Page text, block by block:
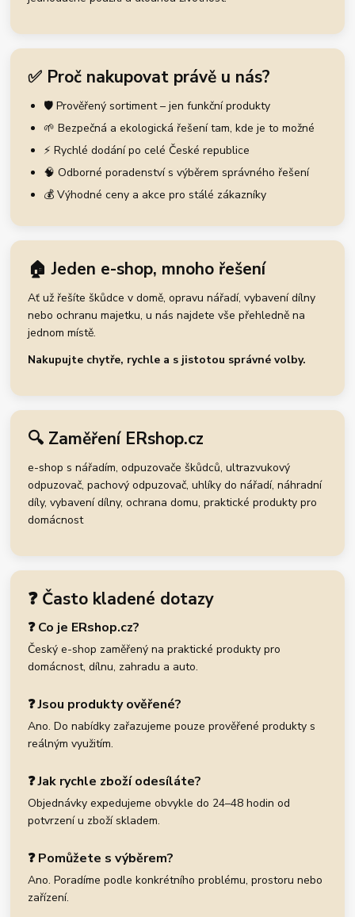
✅ Proč nakupovat právě u nás?
🛡️ Prověřený sortiment – jen funkční produkty
🌱 Bezpečná a ekologická řešení tam, kde je to možné
⚡ Rychlé dodání po celé České republice
🧠 Odborné poradenství s výběrem správného řešení
💰 Výhodné ceny a akce pro stálé zákazníky
🏠 Jeden e-shop, mnoho řešení
Ať už řešíte škůdce v domě, opravu nářadí, vybavení dílny
nebo ochranu majetku, u nás najdete vše přehledně na
jednom místě.
Nakupujte chytře, rychle a s jistotou správné volby.
🔍 Zaměření ERshop.cz
e-shop s nářadím, odpuzovače škůdců, ultrazvukový
odpuzovač, pachový odpuzovač, uhlíky do nářadí, náhradní
díly, vybavení dílny, ochrana domu, praktické produkty pro
domácnost
❓ Často kladené dotazy
❓ Co je ERshop.cz?
Český e-shop zaměřený na praktické produkty pro
domácnost, dílnu, zahradu a auto.
❓ Jsou produkty ověřené?
Ano. Do nabídky zařazujeme pouze prověřené produkty s
reálným využitím.
❓ Jak rychle zboží odesíláte?
Objednávky expedujeme obvykle do 24–48 hodin od
potvrzení u zboží skladem.
❓ Pomůžete s výběrem?
Ano. Poradíme podle konkrétního problému, prostoru nebo
zařízení.